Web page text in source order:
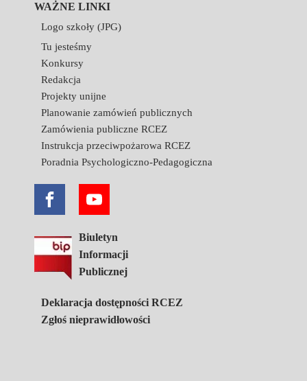
WAŻNE LINKI
Logo szkoły (JPG)
Tu jesteśmy
Konkursy
Redakcja
Projekty unijne
Planowanie zamówień publicznych
Zamówienia publiczne RCEZ
Instrukcja przeciwpożarowa RCEZ
Poradnia Psychologiczno-Pedagogiczna
Biuletyn
Informacji
Publicznej
Deklaracja dostępności RCEZ
Zgłoś nieprawidłowości